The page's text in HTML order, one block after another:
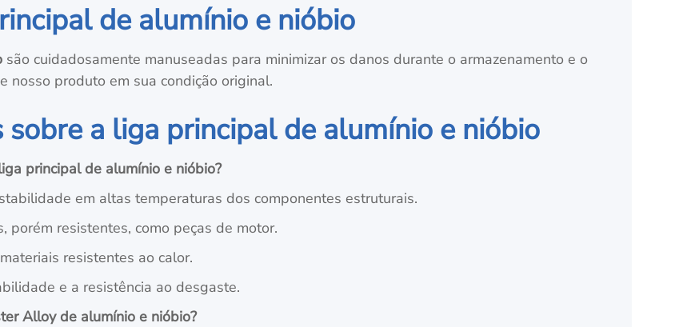
de alumínio e nióbio
são cuidadosamente manuseadas para minimizar os danos durante o armazenamento e o
produto em sua condição original.
a liga principal de alumínio e nióbio
principal de alumínio e nióbio?
em altas temperaturas dos componentes estruturais.
porém resistentes, como peças de motor.
resistentes ao calor.
e a resistência ao desgaste.
Alloy de alumínio e nióbio?